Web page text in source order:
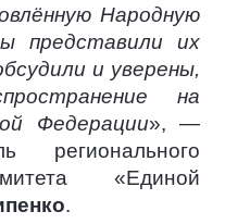
Народную
представили их
и уверены,
на
Федерации», —
регионального
«Единой
.